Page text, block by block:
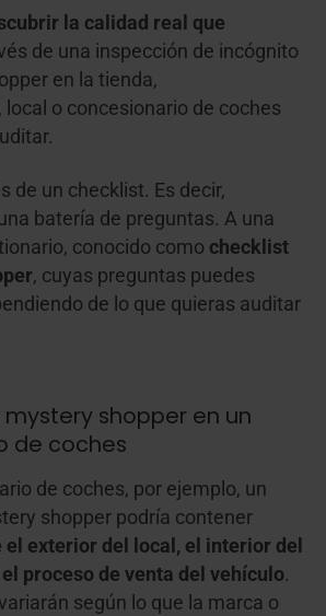
la calidad real que
de una inspección de incógnito
en la tienda,
o concesionario de coches
de un checklist. Es decir,
batería de preguntas. A una
conocido como checklist
, cuyas preguntas puedes
de lo que quieras auditar
shopper en un
de coches
de coches, por ejemplo, un
shopper podría contener
el exterior del local, el interior del
proceso de venta del vehículo.
según lo que la marca o